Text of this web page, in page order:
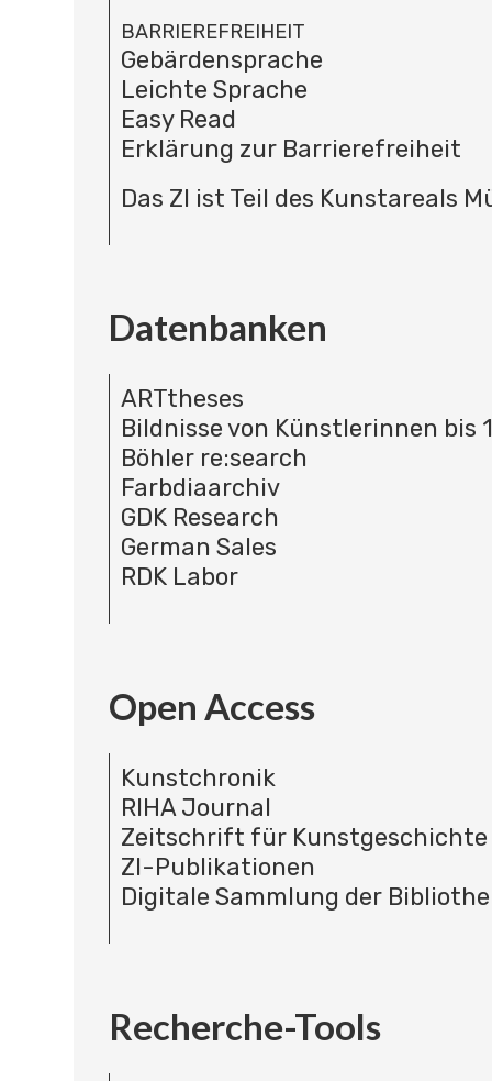
BARRIEREFREIHEIT
Gebärdensprache
Leichte Sprache
Easy Read
Erklärung zur Barrierefreiheit
Das ZI ist Teil des Kunstareals
Datenbanken
ARTtheses
Bildnisse von Künstlerinnen bis
Böhler re:search
Farbdiaarchiv
GDK Research
German Sales
RDK Labor
Open Access
Kunstchronik
RIHA Journal
Zeitschrift für Kunstgeschichte
ZI-Publikationen
Digitale Sammlung der
Recherche-Tools